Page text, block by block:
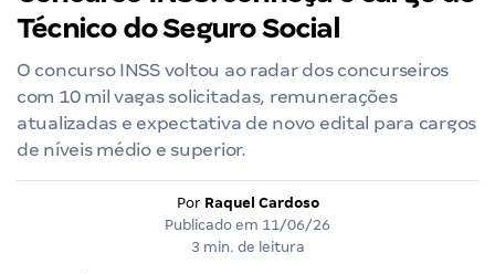
Técnico do Seguro Social
O concurso INSS voltou ao radar dos concurseiros
com 10 mil vagas solicitadas, remunerações
atualizadas e expectativa de novo edital para cargos
de níveis médio e superior.
Por Raquel Cardoso
Publicado em 11/06/26
3 min. de leitura